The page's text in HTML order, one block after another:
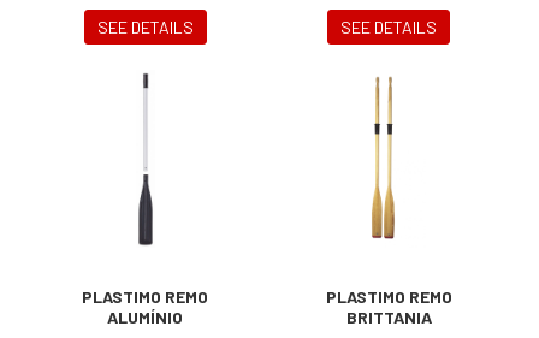
SEE DETAILS
SEE DETAILS
PLASTIMO REMO
ALUMÍNIO
PLASTIMO REMO
BRITTANIA